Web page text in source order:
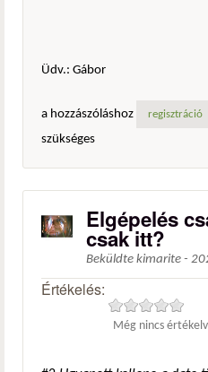
Üdv.: Gábor
a hozzászóláshoz regisztráció
szükséges
Elgépelés
csak itt?
Beküldte kimarite -
Értékelés:
Még nincs